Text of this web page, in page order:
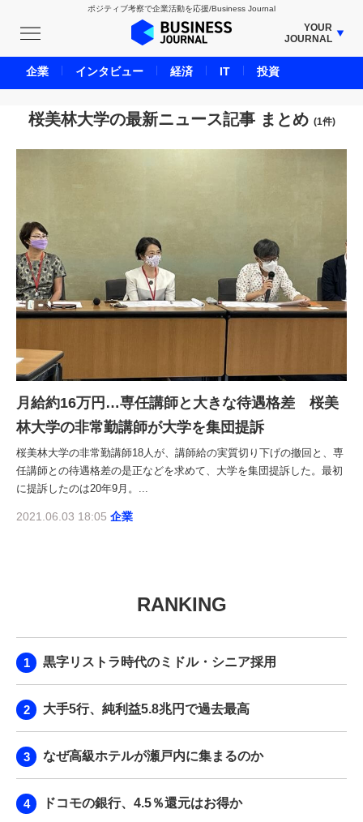
ポジティブ考察で企業活動を応援/Business Journal
YOUR
JOURNAL
BUSINESS JOURNAL
UNICORN JOURNAL
CARBON CREDITS JOURNAL
AI JOURNAL
REAL ESTATE BROKERAGE JOURNAL
SMART MARKETING JOURNAL
BPaaS JOURNAL
ADOPTABLE DOG JOURNAL
桜美林大学の最新ニュース記事 まとめ (1件)
月給約16万円…専任講師と大きな待遇格差 桜美
林大学の非常勤講師が大学を集団提訴
桜美林大学の非常勤講師18人が、講師給の実質切り下げの撤回と、専
任講師との待遇格差の是正などを求めて、大学を集団提訴した。最初
に提訴したのは20年9月。...
2021.06.03 18:05 企業
RANKING
黒字リストラ時代のミドル・シニア採用
大手5行、純利益5.8兆円で過去最高
なぜ高級ホテルが瀬戸内に集まるのか
ドコモの銀行、4.5％還元はお得か
企業 インタビュー 経済 IT 投資